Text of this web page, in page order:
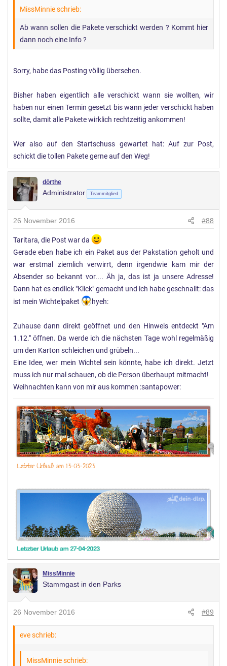
MissMinnie schrieb:
Ab wann sollen die Pakete verschickt werden ? Kommt hier
dann noch eine Info ?
Sorry, habe das Posting völlig übersehen.
Bisher haben eigentlich alle verschickt wann sie wollten, wir
haben nur einen Termin gesetzt bis wann jeder verschickt haben
sollte, damit alle Pakete wirklich rechtzeitig ankommen!
Wer also auf den Startschuss gewartet hat: Auf zur Post,
schickt die tollen Pakete gerne auf den Weg!
dörthe
Administrator Teammitglied
26 November 2016 #88
Taritara, die Post war da
Gerade eben habe ich ein Paket aus der Pakstation geholt und
war erstmal ziemlich verwirrt, denn irgendwie kam mir der
Absender so bekannt vor.... Äh ja, das ist ja unsere Adresse!
Dann hat es endlick "Klick" gemacht und ich habe geschnallt: das
ist mein Wichtelpaket
hyeh:
Zuhause dann direkt geöffnet und den Hinweis entdeckt "Am
1.12." öffnen. Da werde ich die nächsten Tage wohl regelmäßig
um den Karton schleichen und grübeln...
Eine Idee, wer mein Wichtel sein könnte, habe ich direkt. Jetzt
muss ich nur mal schauen, ob die Person überhaupt mitmacht!
Weihnachten kann von mir aus kommen :santapower:
MissMinnie
Stammgast in den Parks
26 November 2016 #89
eve schrieb:
MissMinnie schrieb: